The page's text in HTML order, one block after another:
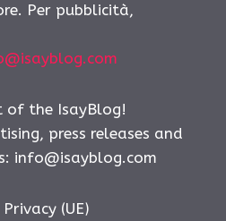
Per pubblicità,
of the IsayBlog!
press releases and
info@isayblog.com
(UE)